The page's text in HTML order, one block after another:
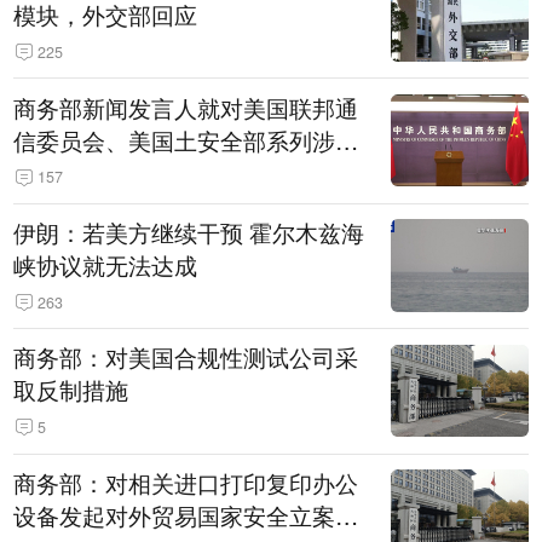
模块，外交部回应
225
商务部新闻发言人就对美国联邦通
信委员会、美国土安全部系列涉华
消极措施实施反制答记者问
157
伊朗：若美方继续干预 霍尔木兹海
峡协议就无法达成
263
商务部：对美国合规性测试公司采
取反制措施
5
商务部：对相关进口打印复印办公
设备发起对外贸易国家安全立案调